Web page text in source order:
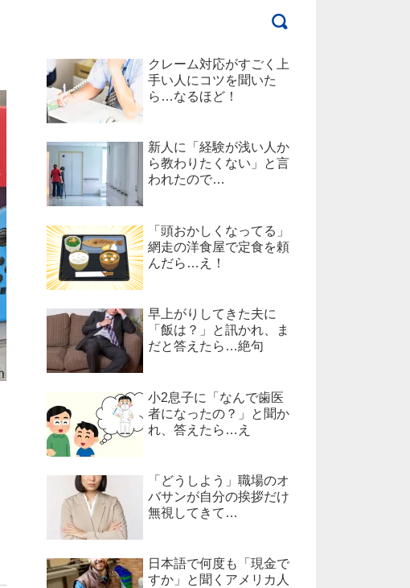
クレーム対応がすごく上
手い人にコツを聞いた
ら…なるほど！
新人に「経験が浅い人か
ら教わりたくない」と言
われたので…
「頭おかしくなってる」
網走の洋食屋で定食を頼
んだら…え！
早上がりしてきた夫に
「飯は？」と訊かれ、ま
だと答えたら…絶句
小2息子に「なんで歯医
者になったの？」と聞か
れ、答えたら…え
「どうしよう」職場のオ
バサンが自分の挨拶だけ
無視してきて…
日本語で何度も「現金で
すか」と聞くアメリカ人